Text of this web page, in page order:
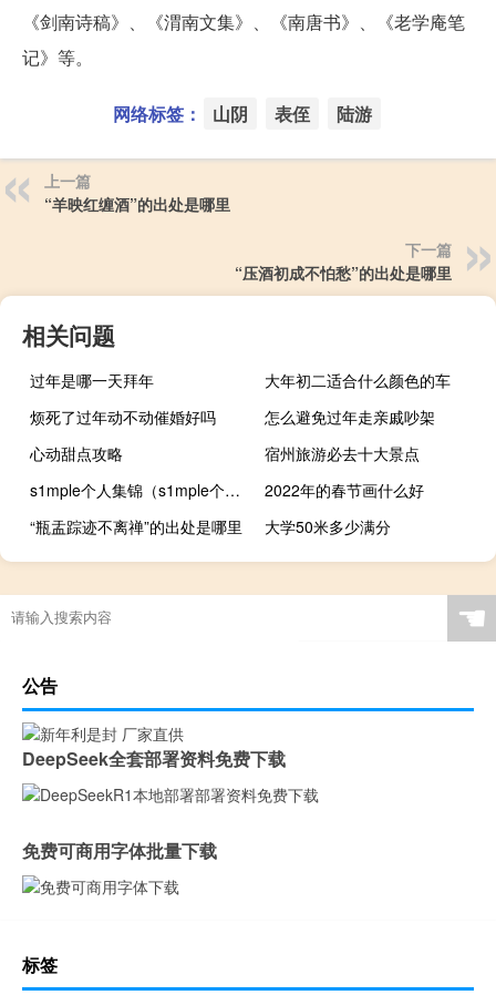
《剑南诗稿》、《渭南文集》、《南唐书》、《老学庵笔
记》等。
网络标签： 山阴 表侄 陆游
上一篇
“羊映红缠酒”的出处是哪里
下一篇
“压酒初成不怕愁”的出处是哪里
相关问题
过年是哪一天拜年
大年初二适合什么颜色的车
烦死了过年动不动催婚好吗
怎么避免过年走亲戚吵架
心动甜点攻略
宿州旅游必去十大景点
s1mple个人集锦（s1mple个人资料）
2022年的春节画什么好
“瓶盂踪迹不离禅”的出处是哪里
大学50米多少满分
☚
公告
DeepSeek全套部署资料免费下载
免费可商用字体批量下载
标签